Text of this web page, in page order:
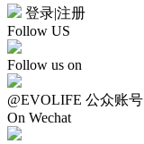
登录|注册
Follow US
Follow us on
@EVOLIFE 公众账号
On Wechat